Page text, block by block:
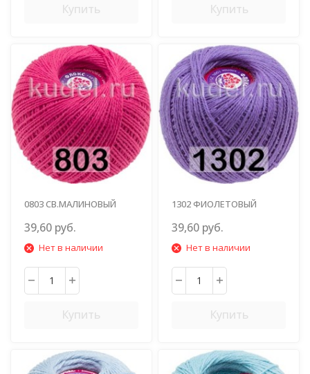
Купить Купить
0803 СВ.МАЛИНОВЫЙ
39,60 руб.
Нет в наличии
Купить
1302 ФИОЛЕТОВЫЙ
39,60 руб.
Нет в наличии
Купить